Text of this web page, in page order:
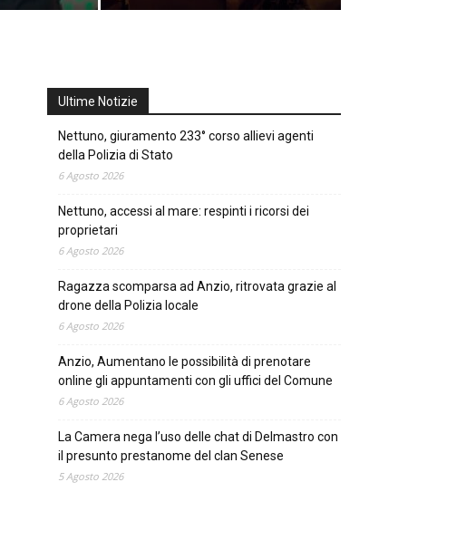
Ultime Notizie
Nettuno, giuramento 233° corso allievi agenti
della Polizia di Stato
6 Agosto 2026
Nettuno, accessi al mare: respinti i ricorsi dei
proprietari
6 Agosto 2026
Ragazza scomparsa ad Anzio, ritrovata grazie al
drone della Polizia locale
6 Agosto 2026
Anzio, Aumentano le possibilità di prenotare
online gli appuntamenti con gli uffici del Comune
6 Agosto 2026
La Camera nega l’uso delle chat di Delmastro con
il presunto prestanome del clan Senese
5 Agosto 2026